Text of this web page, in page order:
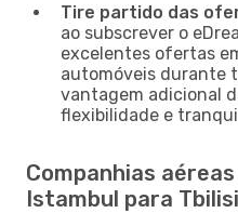
Tire partido das
ao subscrever o
excelentes ofertas
automóveis durante
vantagem adicional
flexibilidade e
Companhias
Istambul para Tbilisi